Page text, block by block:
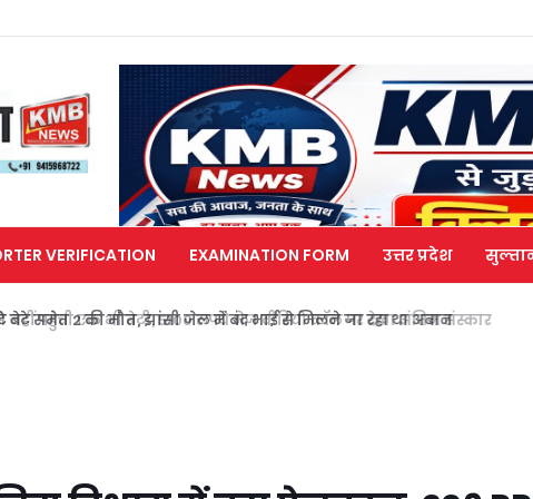
VERIFICATION EXAMINATION FORM उत्तर प्रदेश
समेत 2 की मौत, झांसी जेल में बंद भाई से मिलने जा रहा था अबान